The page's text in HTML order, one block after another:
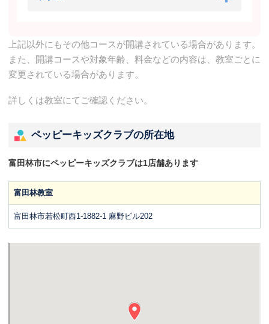
上記以外にもその他コースが開講されている場合があります。
また、開講コースや対象年齢、料金などの内容は、教室ごとに
変更されている場合があります。
詳しくは教室にてご確認ください。
ペッピーキッズクラブの所在地
富田林市にペッピーキッズクラブは1店舗あります
富田林教室
富田林市若松町西1-1882-1 麻野ビル202